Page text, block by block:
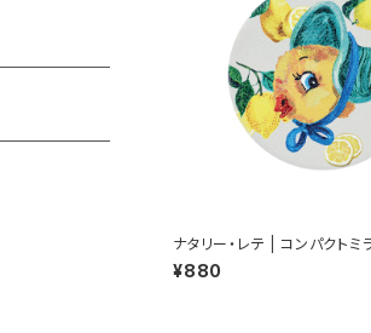
ナタリー・レテ | コンパクト
ompact mirror Chick
¥880